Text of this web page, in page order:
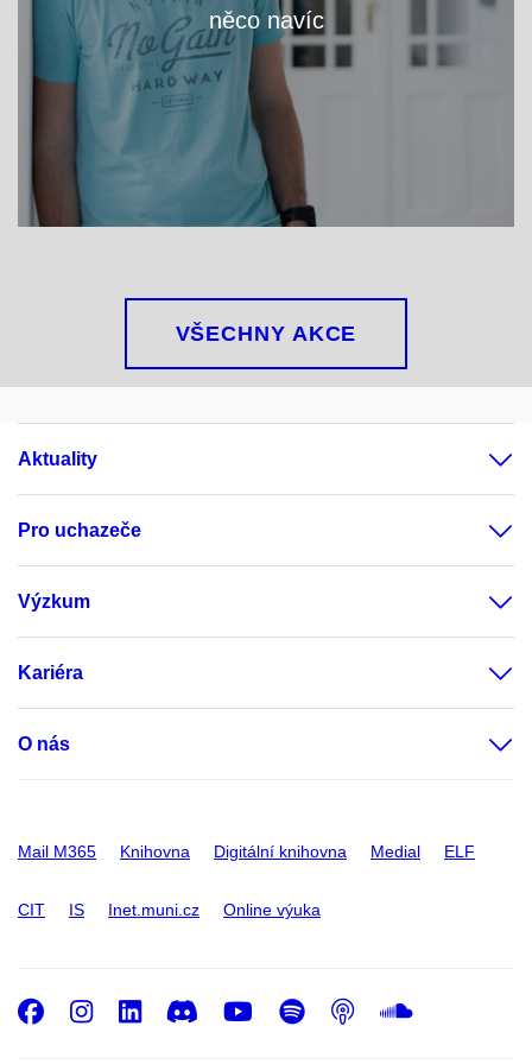
něco navíc
VÍCE
VŠECHNY AKCE
Aktuality
Pro uchazeče
Výzkum
Kariéra
O nás
Mail M365 Knihovna Digitální knihovna Medial ELF
CIT IS Inet.muni.cz Online výuka
Facebook
Instagram
LinkedIn
DiscordYoutube
Spotify
Podcast